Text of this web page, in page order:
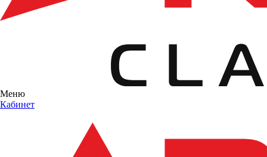
Меню
Кабинет